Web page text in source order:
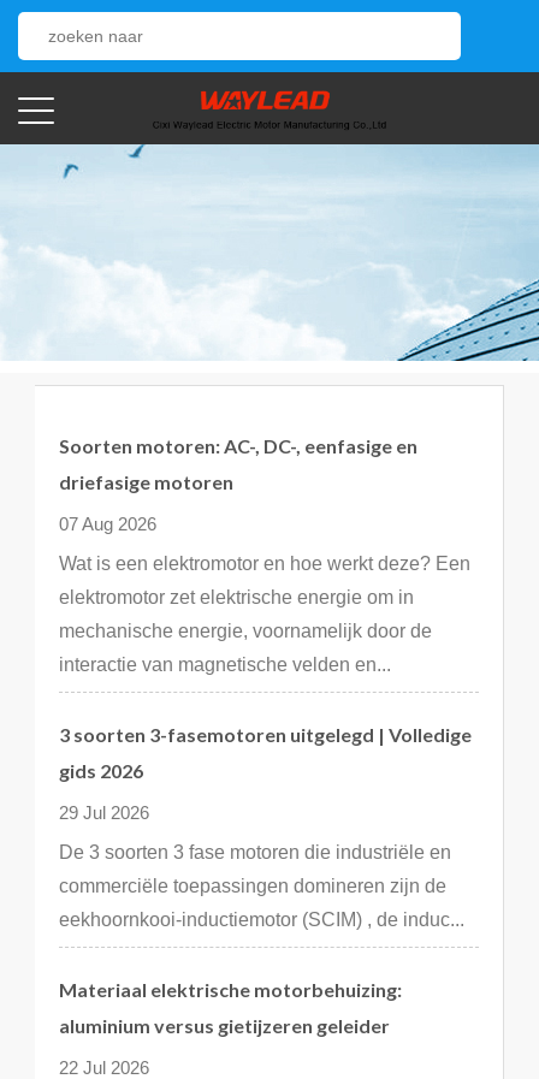
Soorten motoren: AC-, DC-, eenfasige en
driefasige motoren
07 Aug 2026
Wat is een elektromotor en hoe werkt deze? Een
elektromotor zet elektrische energie om in
mechanische energie, voornamelijk door de
interactie van magnetische velden en...
3 soorten 3-fasemotoren uitgelegd | Volledige
gids 2026
29 Jul 2026
De 3 soorten 3 fase motoren die industriële en
commerciële toepassingen domineren zijn de
eekhoornkooi-inductiemotor (SCIM) , de induc...
Materiaal elektrische motorbehuizing:
aluminium versus gietijzeren geleider
22 Jul 2026